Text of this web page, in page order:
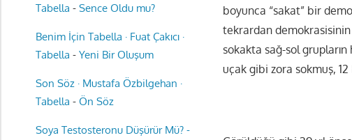
boyunca “sakat” bir
tekrardan demokrasisinin
sokakta sağ-sol
uçak gibi zora sokmuş,
Tabella - Sence Oldu mu?
Benim İçin Tabella · Fuat Çakıcı ·
Tabella - Yeni Bir Oluşum
Son Söz · Mustafa Özbilgehan ·
Tabella - Ön Söz
Soya Testosteronu Düşürür Mü? -